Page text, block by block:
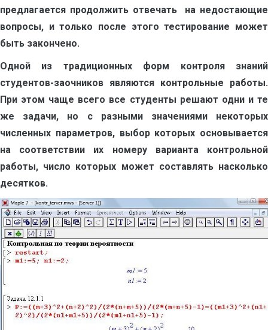
предлагается продолжить отвечать на недостающие
вопросы, и только после этого тестирование может
быть закончено.
Одной из традиционных форм контроля знаний
студентов-заочников являются контрольные работы.
При этом чаще всего все студенты решают одни и те
же задачи, но с разными значениями некоторых
численных параметров, выбор которых основывается
на соответствии их номеру варианта контрольной
работы, число которых может составлять насколько
десятков.